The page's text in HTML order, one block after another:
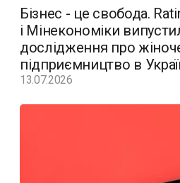
Бізнес - це свобода.
і Мінекономіки
дослідження про
підприємництво в
13.07.2026